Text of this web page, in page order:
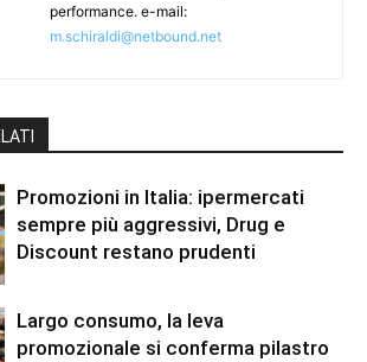
performance. e-mail:
m.schiraldi@netbound.net
Promozioni in Italia: ipermercati
sempre più aggressivi, Drug e
Discount restano prudenti
Largo consumo, la leva
promozionale si conferma pilastro